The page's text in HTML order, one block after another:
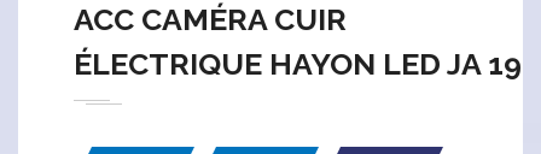
ACC CAMÉRA CUIR
ÉLECTRIQUE HAYON LED JA 19